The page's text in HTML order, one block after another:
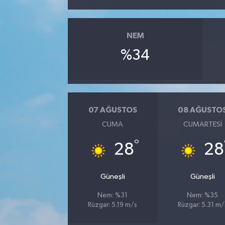
NEM
%34
07 AĞUSTOS
CUMA
28°
Güneşli
Nem: %31
Rüzgar: 5.19 m/s
08
CUMARTESI
28
Güneşli
Nem: %35
Rüzgar: 5.31 m/
TÜRKİYE'DE TREND HABERLER